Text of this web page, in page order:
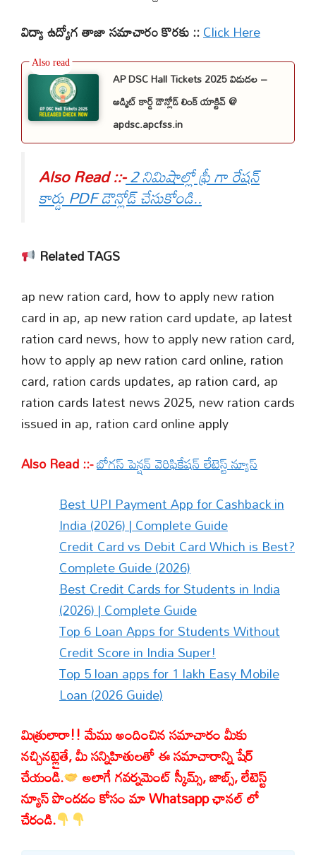
విద్యా ఉద్యోగ తాజా సమాచారం కొరకు ::Click Here
AP DSC Hall Tickets 2025 విడుదల –
అడ్మిట్ కార్డ్ డౌన్లోడ్ లింక్ యాక్టివ్ @
apdsc.apcfss.in
Also Read ::-2 నిమిషాల్లో ఫ్రీ గా రేషన్
కార్డు PDF డౌన్లోడ్ చేసుకోండి..
Related TAGS
ap new ration card, how to apply new ration
card in ap, ap new ration card update, ap latest
ration card news, how to apply new ration card,
how to apply ap new ration card online, ration
card, ration cards updates, ap ration card, ap
ration cards latest news 2025, new ration cards
issued in ap, ration card online apply
Also Read ::-బోగస్ పెన్షన్ వెరిఫికేషన్ లేటెస్ట్ న్యూస్
Best UPI Payment App for Cashback in
India (2026) | Complete Guide
Credit Card vs Debit Card Which is Best?
Complete Guide (2026)
Best Credit Cards for Students in India
(2026) | Complete Guide
Top 6 Loan Apps for Students Without
Credit Score in India Super!
Top 5 loan apps for 1 lakh Easy Mobile
Loan (2026 Guide)
మిత్రులారా!! మేము అందించిన సమాచారం మీకు
నచ్చినట్లైతే, మీ సన్నిహితులతో ఈ సమాచారాన్ని షేర్
చేయండి.
అలాగే గవర్నమెంట్ స్కీమ్స్, జాబ్స్, లేటెస్ట్
న్యూస్ పొందడం కోసం మా Whatsapp ఛానల్ లో
చేరండి.